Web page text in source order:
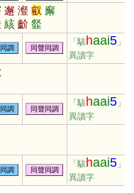
邂 瀣 叡 廨
絯 齘 韰
調 同聲同調
「駭haai5 」的
異讀字
調 同聲同調
「駭haai5 」的
異讀字
調 同聲同調
「駭haai5 」的
異讀字